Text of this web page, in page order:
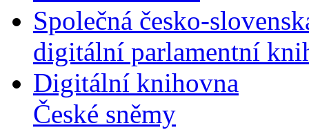
Společná česko-
digitální parlamentní
Digitální knihovna
České sněmy